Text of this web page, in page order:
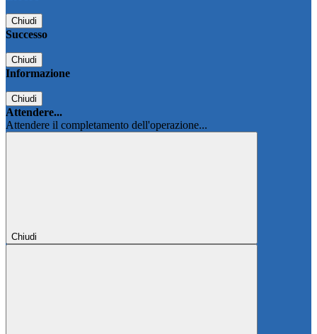
Chiudi
Successo
Chiudi
Informazione
Chiudi
Attendere...
Attendere il completamento dell'operazione...
Chiudi